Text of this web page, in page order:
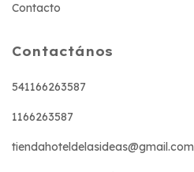
Contacto
Contactános
541166263587
1166263587
tiendahoteldelasideas@gmail.com